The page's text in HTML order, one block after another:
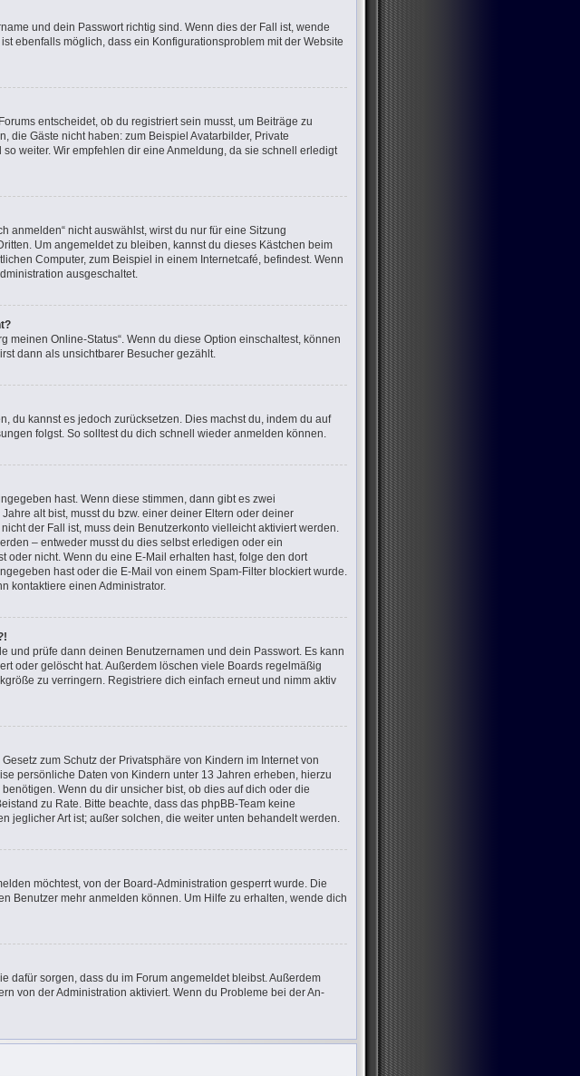
und dein Passwort richtig sind. Wenn dies der Fall ist, wende
ebenfalls möglich, dass ein Konfigurationsproblem mit der Website
entscheidet, ob du registriert sein musst, um Beiträge zu
die Gäste nicht haben: zum Beispiel Avatarbilder, Private
weiter. Wir empfehlen dir eine Anmeldung, da sie schnell erledigt
anmelden“ nicht auswählst, wirst du nur für eine Sitzung
Um angemeldet zu bleiben, kannst du dieses Kästchen beim
Computer, zum Beispiel in einem Internetcafé, befindest. Wenn
ausgeschaltet.
meinen Online-Status“. Wenn du diese Option einschaltest, können
dann als unsichtbarer Besucher gezählt.
du kannst es jedoch zurücksetzen. Dies machst du, indem du auf
folgst. So solltest du dich schnell wieder anmelden können.
hast. Wenn diese stimmen, dann gibt es zwei
alt bist, musst du bzw. einer deiner Eltern oder deiner
der Fall ist, muss dein Benutzerkonto vielleicht aktiviert werden.
– entweder musst du dies selbst erledigen oder ein
oder nicht. Wenn du eine E-Mail erhalten hast, folge den dort
hast oder die E-Mail von einem Spam-Filter blockiert wurde.
kontaktiere einen Administrator.
und prüfe dann deinen Benutzernamen und dein Passwort. Es kann
oder gelöscht hat. Außerdem löschen viele Boards regelmäßig
zu verringern. Registriere dich einfach erneut und nimm aktiv
zum Schutz der Privatsphäre von Kindern im Internet von
persönliche Daten von Kindern unter 13 Jahren erheben, hierzu
Wenn du dir unsicher bist, ob dies auf dich oder die
zu Rate. Bitte beachte, dass das phpBB-Team keine
jeglicher Art ist; außer solchen, die weiter unten behandelt werden.
möchtest, von der Board-Administration gesperrt wurde. Die
Benutzer mehr anmelden können. Um Hilfe zu erhalten, wende dich
dafür sorgen, dass du im Forum angemeldet bleibst. Außerdem
von der Administration aktiviert. Wenn du Probleme bei der An-